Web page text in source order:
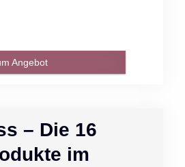
– Die 16
im
Angebot